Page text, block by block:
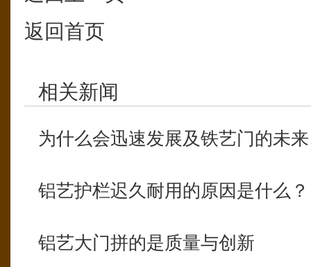
返回首页
相关新闻
为什么会迅速发展及铁艺门的未
铝艺护栏迟久耐用的原因是什么？
铝艺大门拼的是质量与创新